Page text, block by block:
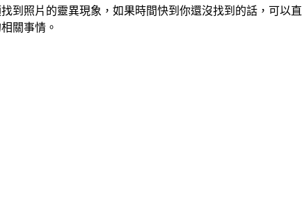
到照片的靈異現象，如果時間快到你還沒找到的話，可以
關事情。